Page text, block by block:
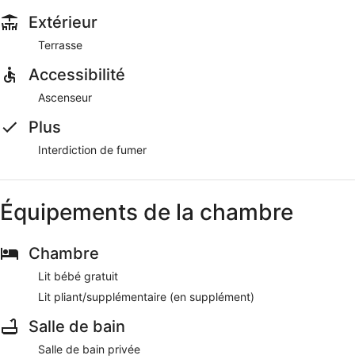
Extérieur
Terrasse
Accessibilité
Ascenseur
Plus
Interdiction de fumer
Équipements de la chambre
Chambre
Lit bébé gratuit
Lit pliant/supplémentaire (en supplément)
Salle de bain
Salle de bain privée